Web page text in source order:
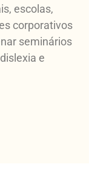
escolas,
corporativos
seminários
e